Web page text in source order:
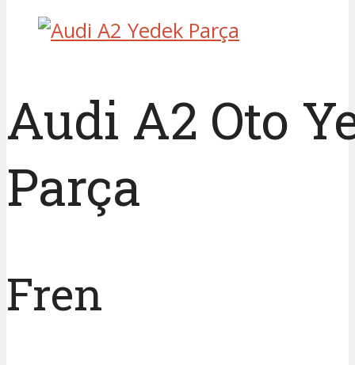
Audi A2 Oto
Parça
Fren